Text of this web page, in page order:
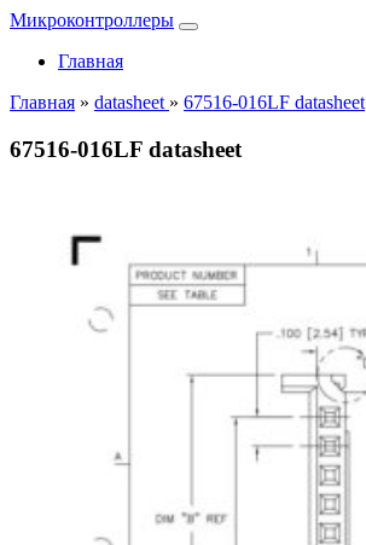
Микроконтроллеры
Главная
Главная » datasheet » 67516-016LF datasheet
67516-016LF datasheet